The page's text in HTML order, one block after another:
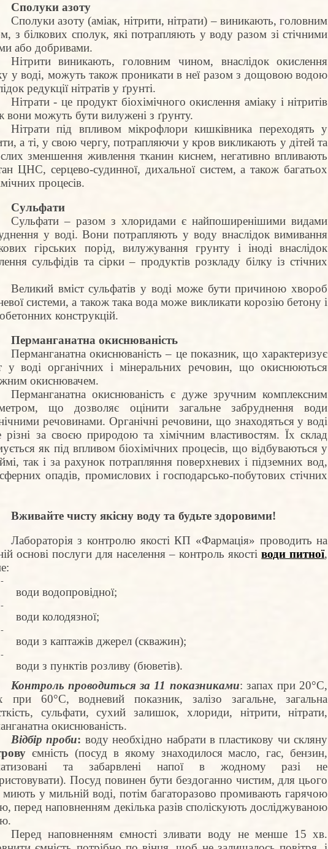
Сполуки азоту
Сполуки азоту (аміак, нітрити, нітрати) – виникають, головним
з білкових сполук, які потрапляють у воду разом зі стічними
або добривами.
Нітрити виникають, головним чином, внаслідок окислення
у воді, можуть також проникати в неї разом з дощовою водою
редукції нітратів у ґрунті.
Нітрати - це продукт біохімічного окислення аміаку і нітритів
вони можуть бути вилужені з ґрунту.
Нітрати під впливом мікрофлори кишківника переходять у
а ті, у свою чергу, потрапляючи у кров викликають у дітей та
зменшення живлення тканин киснем, негативно впливають
ЦНС, серцево-судинної, дихальної систем, а також багатьох
процесів.
Сульфати
Сульфати – разом з хлоридами є найпоширенішими видами
у воді. Вони потрапляють у воду внаслідок вимивання
гірських порід, вилужування грунту і іноді внаслідок
сульфідів та сірки – продуктів розкладу білку із стічних
Великий вміст сульфатів у воді може бути причиною хвороб
системи, а також така вода може викликати корозію бетону і
конструкцій.
Перманганатна окиснюваність
Перманганатна окиснюваність – це показник, що характеризує
у воді органічних і мінеральних речовин, що окиснюються
окиснювачем.
Перманганатна окиснюваність є дуже зручним комплексним
що дозволяє оцінити загальне забруднення води
речовинами. Органічні речовини, що знаходяться у воді
різні за своєю природою та хімічним властивостям. Їх склад
як під впливом біохімічних процесів, що відбуваються у
так і за рахунок потрапляння поверхневих і підземних вод,
опадів, промислових і господарсько-побутових стічних
Вживайте чисту якісну воду та будьте здоровими!
Лабораторія з контролю якості КП «Фармація» проводить на
основі послуги для населення – контроль якості води питної,
води водопровідної;
води колодязної;
води з каптажів джерел (скважин);
води з пунктів розливу (бюветів).
Контроль проводиться за 11 показниками: запах при 20°С,
при 60°С, водневий показник, залізо загальне, загальна
сульфати, сухий залишок, хлориди, нітрити, нітрати,
окиснюваність.
Відбір проби: воду необхідно набрати в пластикову чи скляну
ємність (посуд в якому знаходилося масло, гас, бензин,
та забарвлені напої в жодному разі не
Посуд повинен бути бездоганно чистим, для цього
миють у мильній воді, потім багаторазово промивають гарячою
перед наповненням декілька разів споліскують досліджуваною
Перед наповненням ємності зливати воду не менше 15 хв.